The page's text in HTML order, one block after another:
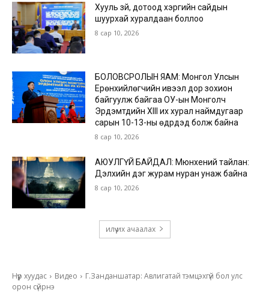
Хууль зүй, дотоод хэргийн сайдын
шуурхай хуралдаан боллоо
8 сар 10, 2026
БОЛОВСРОЛЫН ЯАМ: Монгол Улсын
Ерөнхийлөгчийн ивээл дор зохион
байгуулж байгаа ОУ-ын Монголч
Эрдэмтдийн XIII их хурал наймдугаар
сарын 10-13-ны өдрүүдэд болж байна
8 сар 10, 2026
АЮУЛГҮЙ БАЙДАЛ: Мюнхений тайлан:
Дэлхийн дэг журам нуран унаж байна
8 сар 10, 2026
илүү их ачаалах